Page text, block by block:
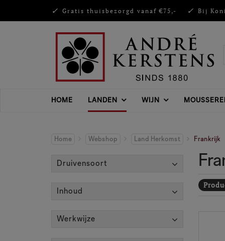
Gratis thuisbezorgd vanaf €75,- Bij
HOME LANDEN WIJN
Home Webshop Land Herkomst Frankrijk
Druivensoort
Inhoud
Werkwijze